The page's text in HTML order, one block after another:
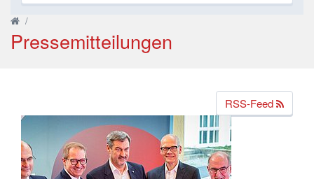
/
Pressemitteilungen
RSS-Feed